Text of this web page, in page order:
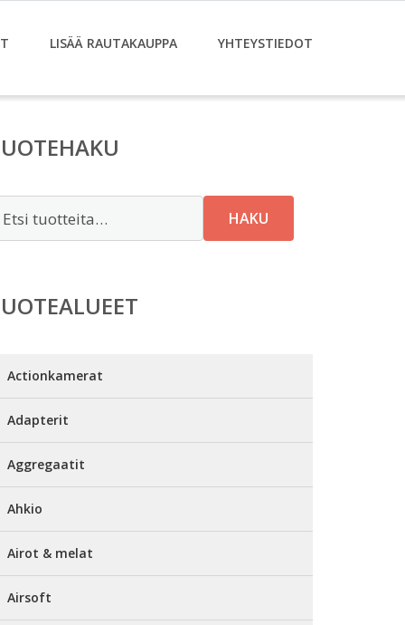
LISÄÄ RAUTAKAUPPA YHTEYSTIEDOT
HAKU
Actionkamerat
Adapterit
Aggregaatit
Ahkio
Airot & melat
Airsoft